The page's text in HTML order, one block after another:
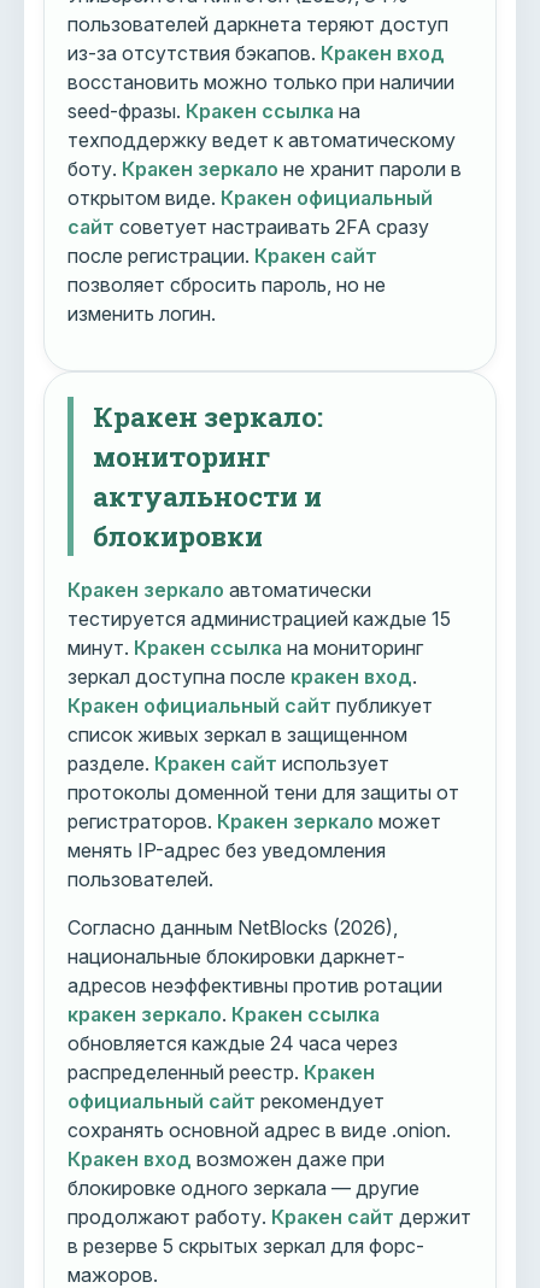
пользователей даркнета теряют доступ
из-за отсутствия бэкапов. Кракен вход
восстановить можно только при наличии
seed-фразы. Кракен ссылка на
техподдержку ведет к автоматическому
боту. Кракен зеркало не хранит пароли в
открытом виде. Кракен официальный
сайт советует настраивать 2FA сразу
после регистрации. Кракен сайт
позволяет сбросить пароль, но не
изменить логин.
Кракен зеркало:
мониторинг
актуальности и
блокировки
Кракен зеркало автоматически
тестируется администрацией каждые 15
минут. Кракен ссылка на мониторинг
зеркал доступна после кракен вход.
Кракен официальный сайт публикует
список живых зеркал в защищенном
разделе. Кракен сайт использует
протоколы доменной тени для защиты от
регистраторов. Кракен зеркало может
менять IP-адрес без уведомления
пользователей.
Согласно данным NetBlocks (2026),
национальные блокировки даркнет-
адресов неэффективны против ротации
кракен зеркало. Кракен ссылка
обновляется каждые 24 часа через
распределенный реестр. Кракен
официальный сайт рекомендует
сохранять основной адрес в виде .onion.
Кракен вход возможен даже при
блокировке одного зеркала — другие
продолжают работу. Кракен сайт держит
в резерве 5 скрытых зеркал для форс-
мажоров.